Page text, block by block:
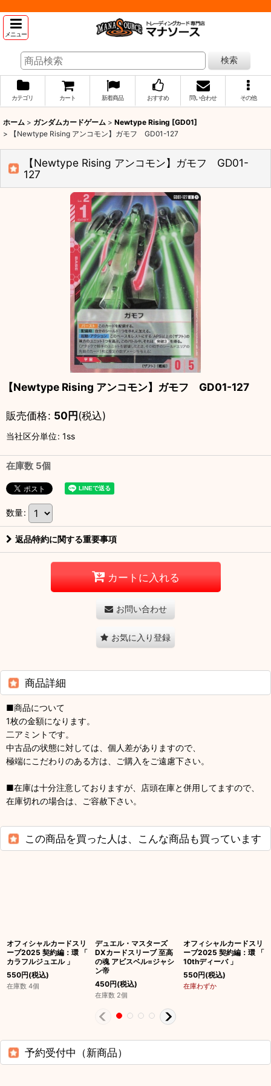
メニュー
検索
カテゴリ カート 新着商品 おすすめ 問い合わせ その他
ホーム > ガンダムカードゲーム > Newtype Rising [GD01]
>
【Newtype Rising アンコモン】ガモフ GD01-127
【Newtype Rising アンコモン】ガモフ GD01-
127
【Newtype Rising アンコモン】ガモフ GD01-127
販売価格: 50円(税込)
当社区分単位: 1ss
在庫数 5個
数量:
返品特約に関する重要事項
カートに入れる
お問い合わせ
お気に入り登録
商品詳細
■商品について
1枚の金額になります。
二アミントです。
中古品の状態に対しては、個人差がありますので、
極端にこだわりのある方は、ご購入をご遠慮下さい。
■在庫は十分注意しておりますが、店頭在庫と併用してますので、
在庫切れの場合は、ご容赦下さい。
この商品を買った人は、こんな商品も買っています
オフィシャルカードスリ
ーブ2025 契約編：環 「
カラフルジュエル 」
550円(税込)
在庫数 4個
デュエル・マスターズ
DXカードスリーブ 至高
の魂 アビスベル=ジャシ
ン帝
450円(税込)
在庫数 2個
オフィシャルカードスリ
ーブ2025 契約編：環 「
10thディーバ 」
550円(税込)
在庫わずか
予約受付中（新商品）